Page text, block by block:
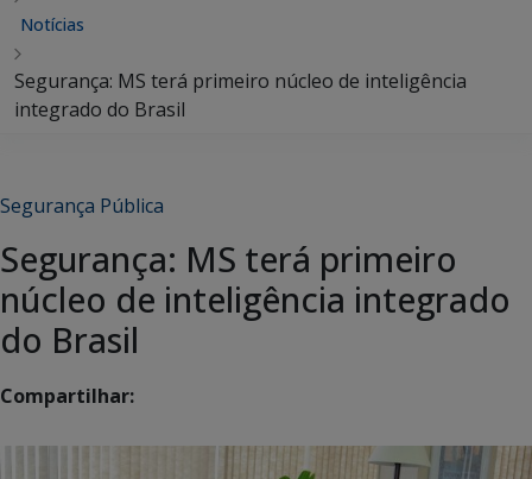
Notícias
Segurança: MS terá primeiro núcleo de inteligência
integrado do Brasil
Segurança Pública
Segurança: MS terá primeiro
núcleo de inteligência integrado
do Brasil
Compartilhar: